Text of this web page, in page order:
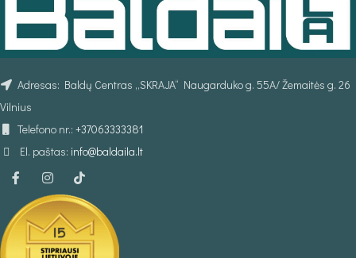
Adresas: Baldų Centras „SKRAJA“ Naugarduko g. 55A/ Žemaitės g. 26
Vilnius
Telefono nr.: +37063333381
El. paštas: info@baldaila.lt